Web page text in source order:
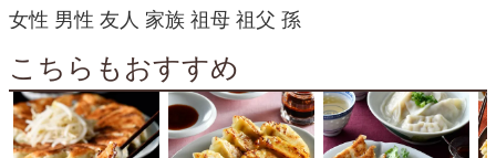
女性 男性 友人 家族 祖母 祖父 孫
こちらもおすすめ